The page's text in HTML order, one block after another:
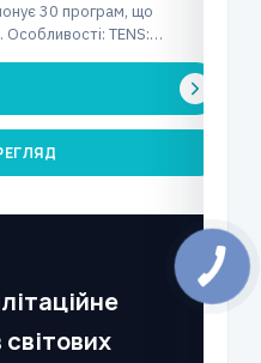
30 програм, що
Особливості: TENS:…